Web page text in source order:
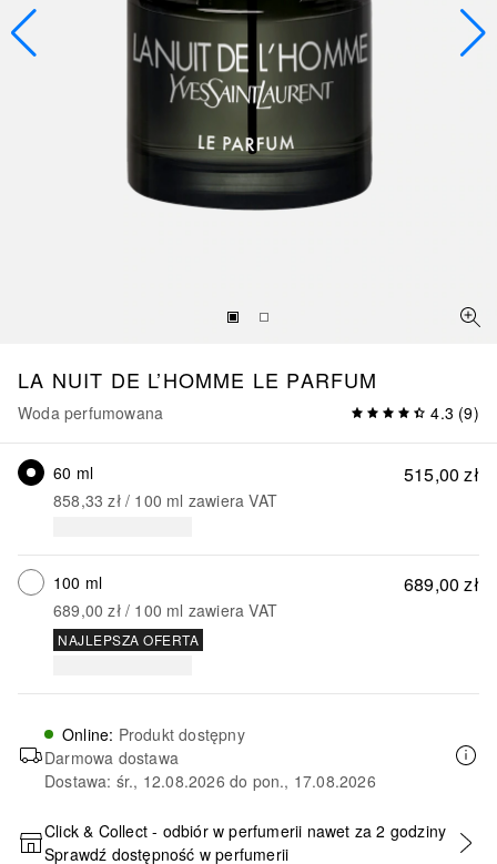
LA NUIT DE L’HOMME LE PARFUM
Woda perfumowana 4.3 (9)
515,00 zł
60 ml
858,33 zł / 100 ml zawiera VAT
689,00 zł
100 ml
689,00 zł / 100 ml zawiera VAT
NAJLEPSZA OFERTA
Online: Produkt dostępny
Darmowa dostawa
Dostawa: śr., 12.08.2026 do pon., 17.08.2026
DODAJ DO KOSZYKA
Click & Collect - odbiór w perfumerii nawet za 2 godziny
Sprawdź dostępność w perfumerii